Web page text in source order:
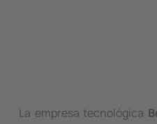
La empresa tecnológica